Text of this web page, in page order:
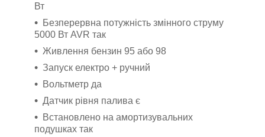
Вт
Безперервна потужність змінного струму
5000 Вт AVR так
Живлення бензин 95 або 98
Запуск електро + ручний
Вольтметр да
Датчик рівня палива є
Встановлено на амортизувальних
подушках так